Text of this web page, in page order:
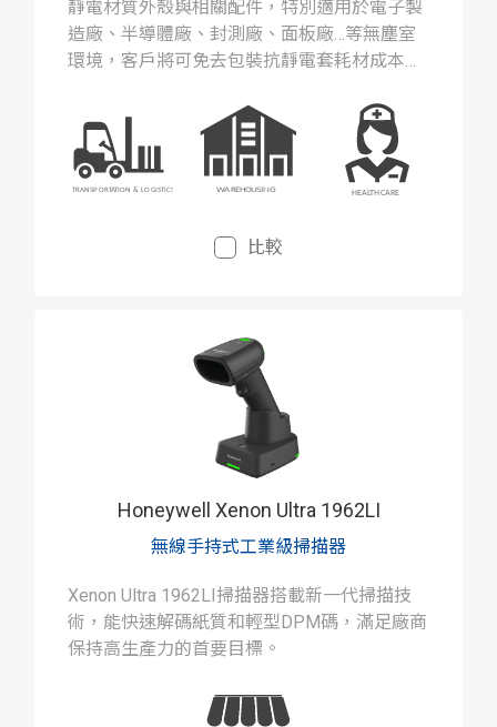
靜電材質外殼與相關配件，特別適用於電子製
造廠、半導體廠、封測廠、面板廠…等無塵室
環境，客戶將可免去包裝抗靜電套耗材成本浪
提昇生產品質良率。
比較
Honeywell Xenon Ultra 1962LI
無線手持式工業級掃描器
Xenon Ultra 1962LI掃描器搭載新一代掃描技
術，能快速解碼紙質和輕型DPM碼，滿足廠商
保持高生產力的首要目標。